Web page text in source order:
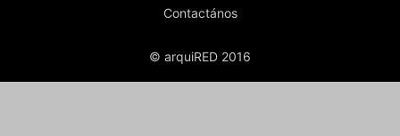
Contactános
© arquiRED 2016